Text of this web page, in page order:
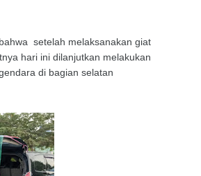
setelah melaksanakan giat
hari ini dilanjutkan melakukan
di bagian selatan